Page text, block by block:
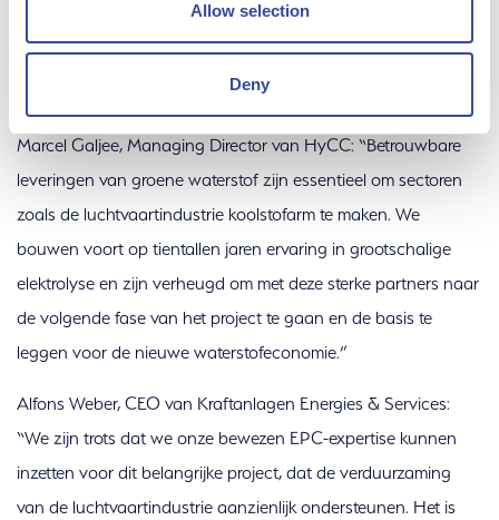
Allow selection
Deny
Marcel Galjee, Managing Director van HyCC: “Betrouwbare
leveringen van groene waterstof zijn essentieel om sectoren
zoals de luchtvaartindustrie koolstofarm te maken. We
bouwen voort op tientallen jaren ervaring in grootschalige
elektrolyse en zijn verheugd om met deze sterke partners naar
de volgende fase van het project te gaan en de basis te
leggen voor de nieuwe waterstofeconomie.”
Alfons Weber, CEO van Kraftanlagen Energies & Services:
“We zijn trots dat we onze bewezen EPC-expertise kunnen
inzetten voor dit belangrijke project, dat de verduurzaming
van de luchtvaartindustrie aanzienlijk ondersteunen. Het is